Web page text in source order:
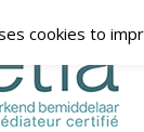
cookies to